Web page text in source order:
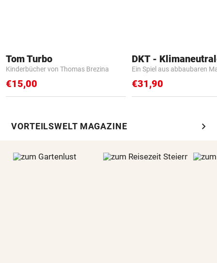
Tom Turbo
Kinderbücher von Thomas Brezina
€15,00
Ein Spiel aus abbaubaren
€31,90
VORTEILSWELT MAGAZINE chevron_right